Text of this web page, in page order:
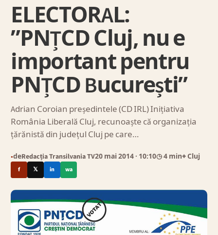
ELECTORAL:
”PNȚCD Cluj, nu e
important pentru
PNȚCD București”
Adrian Coroian președintele (CD IRL) Inițiativa
România Liberală Cluj, recunoaște că organizația
țărănistă din județul Cluj pe care…
●deRedacția Transilvania TV20 mai 2014 · 10:10◷ 4 min⌖ Cluj
f 𝕏 in wa